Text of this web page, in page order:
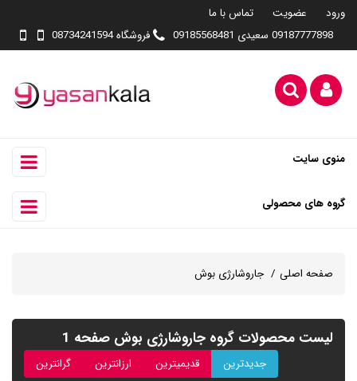
ورود عضویت
تماس با ما
09187777898 سعیدی 09185568481
فروشگاه 08734241594
منوی سایت
گروه های محصولی
صفحه اصلی جاروشارژی بوش
لیست محصولات گروه جاروشارژی بوش صفحه 1
جدیدترین قدیمیترین ارزانترین گرانترین